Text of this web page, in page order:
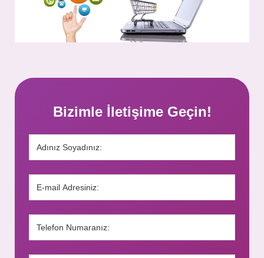
Bizimle İletişime Geçin!